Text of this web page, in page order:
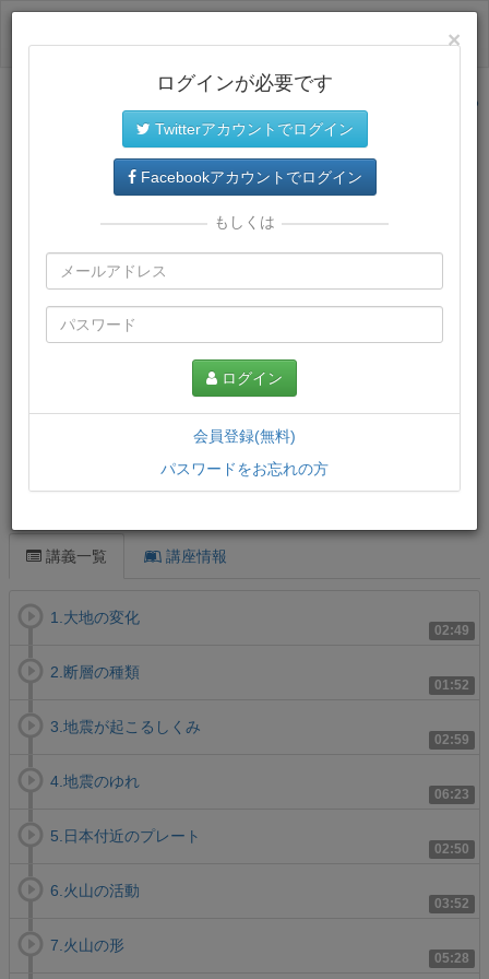
サイトトップに戻る
プレミアム会員では、教材がダウンロードでき、快適な動画
再生環境が提供されます。
講義一覧 講座情報
02:49
1.大地の変化
01:52
2.断層の種類
02:59
3.地震が起こるしくみ
06:23
4.地震のゆれ
02:50
5.日本付近のプレート
03:52
6.火山の活動
05:28
7.火山の形
×
ログインが必要です
Twitterアカウントでログイン
Facebookアカウントでログイン
もしくは
ログイン
会員登録(無料)
パスワードをお忘れの方